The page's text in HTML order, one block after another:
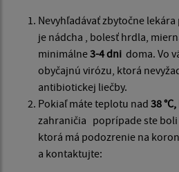
Nevyhľadávať zbytočne
je nádcha , bolesť hrdla,
minimálne3-4 dni doma. Vo
obyčajnú virózu, ktorá
antibiotickej liečby.
Pokiaľ máte teplotu nad 38 °C,
zahraničia poprípade ste boli
ktorá má podozrenie na
a kontaktujte: